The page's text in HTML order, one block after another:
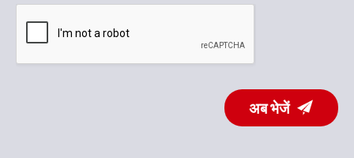
अब भेजें